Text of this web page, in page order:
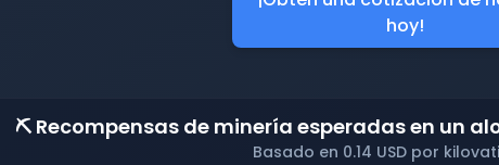
hoy!
⛏️ Recompensas de minería esperadas en un
Basado en 0.14 USD por